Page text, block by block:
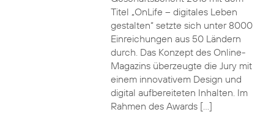
Titel „OnLife – digitales Leben
gestalten“ setzte sich unter 8000
Einreichungen aus 50 Ländern
durch. Das Konzept des Online-
Magazins überzeugte die Jury mit
einem innovativem Design und
digital aufbereiteten Inhalten. Im
Rahmen des Awards […]